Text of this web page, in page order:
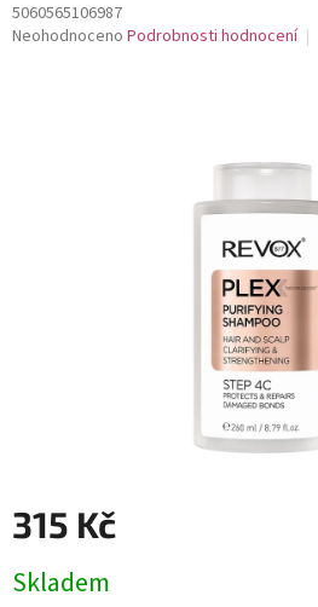
5060565106987
Průměrné
Neohodnoceno Podrobnosti hodnocení
315 Kč
cena:
Skladem